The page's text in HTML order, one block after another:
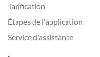
Tarification
Étapes de l'application
Service d'assistance